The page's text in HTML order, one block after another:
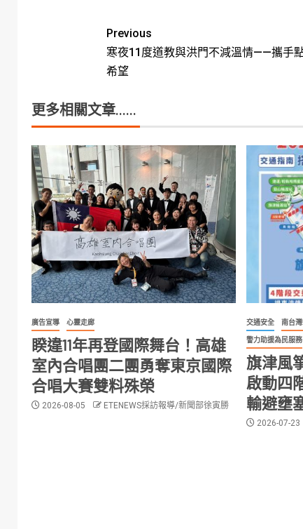
Previous
寒夜11度道教與洪門不減溫情——攜手
希望
更多相關文章......
廣告宣導 心靈走廊
睽違11年再登國際舞台！高雄
室內合唱團二團勇奪東京國際
合唱大賽雙料殊榮
2026-08-05 ETENEWS採訪報導/新聞部徐寅勝
交通安全 南台
警力助援為民服務
旗津風
啟動四
輸避壅
2026-07-23